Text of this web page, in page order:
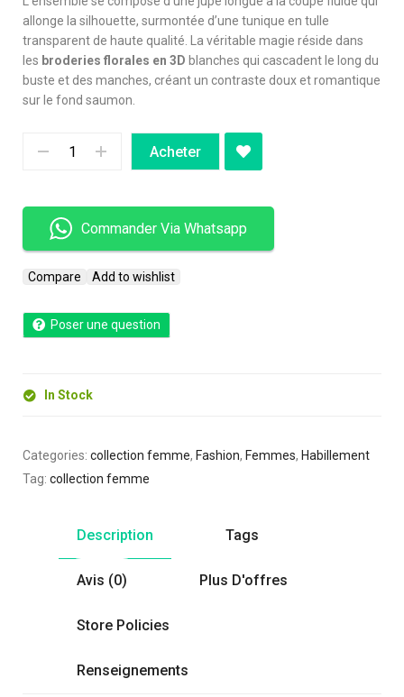
allonge la silhouette, surmontée d’une tunique en tulle
transparent de haute qualité. La véritable magie réside dans
les broderies florales en 3D blanches qui cascadent le long du
buste et des manches, créant un contraste doux et romantique
sur le fond saumon.
Acheter
Commander Via Whatsapp
Compare Add to wishlist
Poser une question
In Stock
Categories: collection femme, Fashion, Femmes, Habillement
Tag: collection femme
Description Tags
Avis (0) Plus D'offres
Store Policies
Renseignements